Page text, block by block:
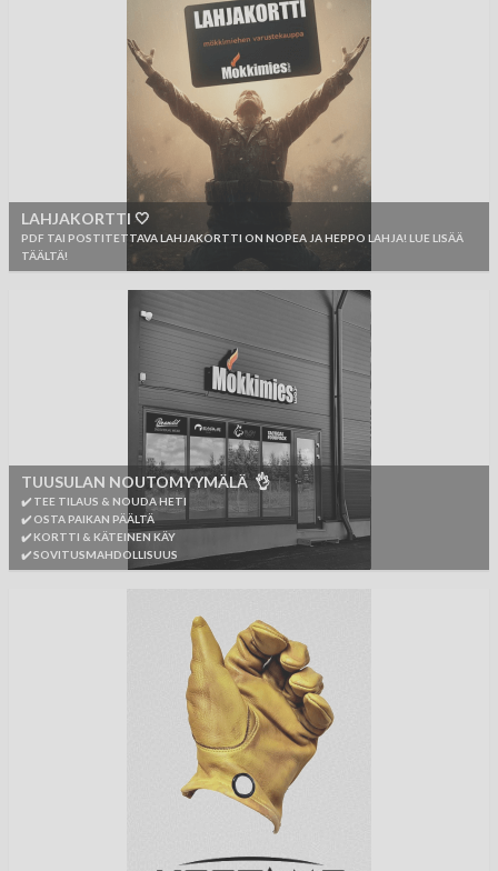
LAHJAKORTTI 🤍
PDF TAI POSTITETTAVA LAHJAKORTTI ON NOPEA JA HEPPO LAHJA! LUE LISÄÄ
TÄÄLTÄ!
TUUSULAN NOUTOMYYMÄLÄ 👌
✔️ TEE TILAUS & NOUDA HETI
✔️ OSTA PAIKAN PÄÄLTÄ
✔️ KORTTI & KÄTEINEN KÄY
✔️ SOVITUSMAHDOLLISUUS